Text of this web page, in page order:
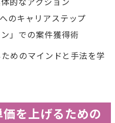
のキャリアステップ
」での案件獲得術
めのマインドと手法を学
を上げるための